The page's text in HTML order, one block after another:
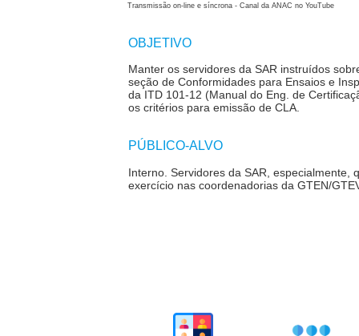
Transmissão on-line e síncrona - Canal da ANAC no YouTube
OBJETIVO
Manter os servidores da SAR instruídos
seção de Conformidades para Ensaios e
da ITD 101-12 (Manual do Eng. de
os critérios para emissão de CLA.
PÚBLICO-ALVO
Interno .Servidores da SAR, especialmente,
exercício nas coordenadorias da GTEN/